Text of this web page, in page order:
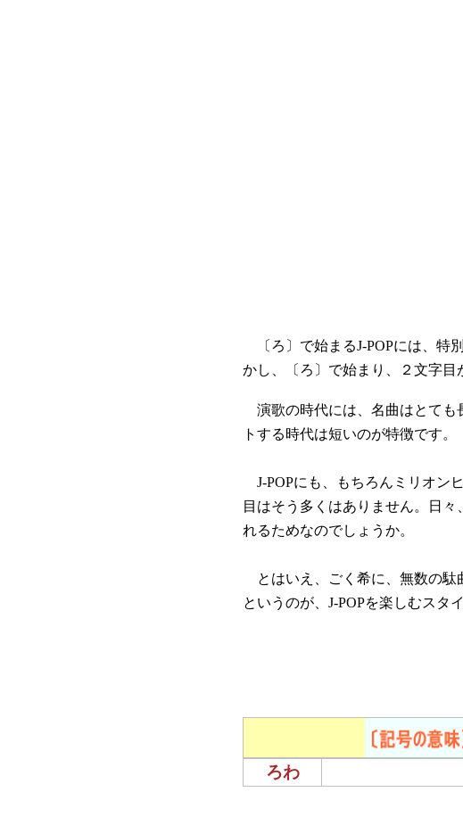
〔ろ〕で始まるJ-POPには、特
かし、〔ろ〕で始まり、２文字目
演歌の時代には、名曲はとても
トする時代は短いのが特徴です。
J-POPにも、もちろんミリオン
目はそう多くはありません。日
れるためなのでしょうか。
とはいえ、ごく希に、無数の駄
というのが、J-POPを楽しむスタ
ろわ